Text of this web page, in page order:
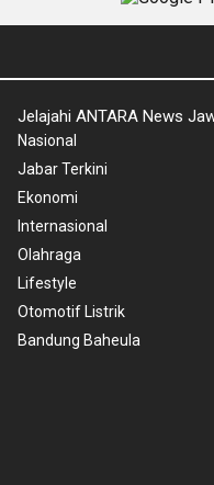
Jelajahi ANTARA News
Nasional
Jabar Terkini
Ekonomi
Internasional
Olahraga
Lifestyle
Otomotif Listrik
Bandung Baheula